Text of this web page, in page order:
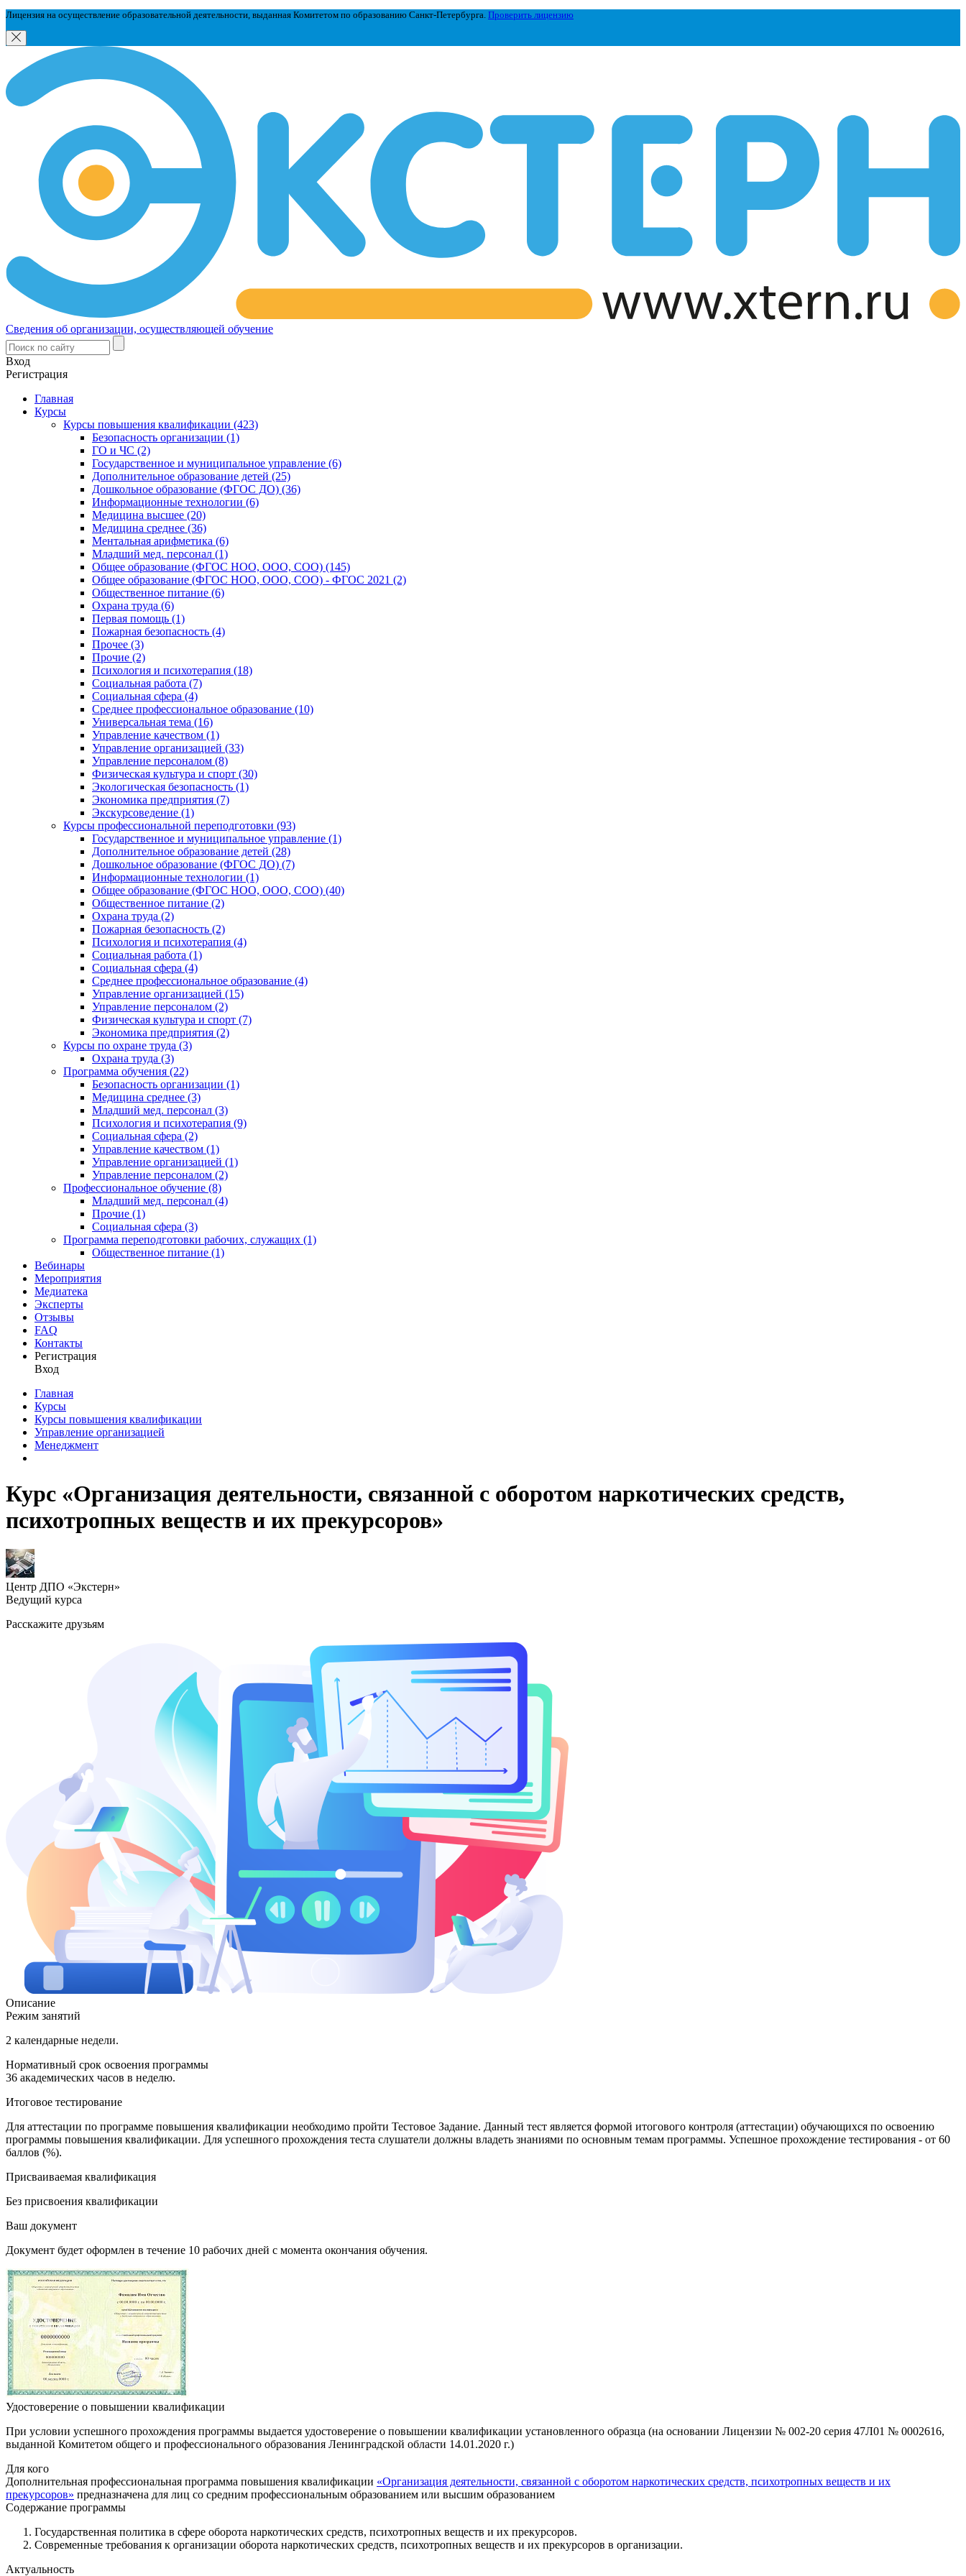
Лицензия на осуществление образовательной деятельности, выданная Комитетом по образованию Санкт-Петербурга. Проверить лицензию
Сведения об организации, осуществляющей обучение
Вход
Регистрация
Главная
Курсы
Курсы повышения квалификации (423)
Безопасность организации (1)
ГО и ЧС (2)
Государственное и муниципальное управление (6)
Дополнительное образование детей (25)
Дошкольное образование (ФГОС ДО) (36)
Информационные технологии (6)
Медицина высшее (20)
Медицина среднее (36)
Ментальная арифметика (6)
Младший мед. персонал (1)
Общее образование (ФГОС НОО, ООО, СОО) (145)
Общее образование (ФГОС НОО, ООО, СОО) - ФГОС 2021 (2)
Общественное питание (6)
Охрана труда (6)
Первая помощь (1)
Пожарная безопасность (4)
Прочее (3)
Прочие (2)
Психология и психотерапия (18)
Социальная работа (7)
Социальная сфера (4)
Среднее профессиональное образование (10)
Универсальная тема (16)
Управление качеством (1)
Управление организацией (33)
Управление персоналом (8)
Физическая культура и спорт (30)
Экологическая безопасность (1)
Экономика предприятия (7)
Экскурсоведение (1)
Курсы профессиональной переподготовки (93)
Государственное и муниципальное управление (1)
Дополнительное образование детей (28)
Дошкольное образование (ФГОС ДО) (7)
Информационные технологии (1)
Общее образование (ФГОС НОО, ООО, СОО) (40)
Общественное питание (2)
Охрана труда (2)
Пожарная безопасность (2)
Психология и психотерапия (4)
Социальная работа (1)
Социальная сфера (4)
Среднее профессиональное образование (4)
Управление организацией (15)
Управление персоналом (2)
Физическая культура и спорт (7)
Экономика предприятия (2)
Курсы по охране труда (3)
Охрана труда (3)
Программа обучения (22)
Безопасность организации (1)
Медицина среднее (3)
Младший мед. персонал (3)
Психология и психотерапия (9)
Социальная сфера (2)
Управление качеством (1)
Управление организацией (1)
Управление персоналом (2)
Профессиональное обучение (8)
Младший мед. персонал (4)
Прочие (1)
Социальная сфера (3)
Программа переподготовки рабочих, служащих (1)
Общественное питание (1)
Вебинары
Мероприятия
Медиатека
Эксперты
Отзывы
FAQ
Контакты
Регистрация
Вход
Главная
Курсы
Курсы повышения квалификации
Управление организацией
Менеджмент
Курс «Организация деятельности, связанной с оборотом наркотических средств,
психотропных веществ и их прекурсоров»
Центр ДПО «Экстерн»
Ведущий курса
Расскажите друзьям
Описание
Режим занятий
2 календарные недели.
Нормативный срок освоения программы
36 академических часов в неделю.
Итоговое тестирование
Для аттестации по программе повышения квалификации необходимо пройти Тестовое Задание. Данный тест является формой итогового контроля (аттестации) обучающихся по освоению
программы повышения квалификации. Для успешного прохождения теста слушатели должны владеть знаниями по основным темам программы. Успешное прохождение тестирования - от 60
баллов (%).
Присваиваемая квалификация
Без присвоения квалификации
Ваш документ
Документ будет оформлен в течение 10 рабочих дней с момента окончания обучения.
Удостоверение о повышении квалификации
При условии успешного прохождения программы выдается удостоверение о повышении квалификации установленного образца (на основании Лицензии № 002-20 серия 47Л01 № 0002616,
выданной Комитетом общего и профессионального образования Ленинградской области 14.01.2020 г.)
Для кого
Дополнительная профессиональная программа повышения квалификации «Организация деятельности, связанной с оборотом наркотических средств, психотропных веществ и их
прекурсоров» предназначена для лиц со средним профессиональным образованием или высшим образованием
Содержание программы
Государственная политика в сфере оборота наркотических средств, психотропных веществ и их прекурсоров.
Современные требования к организации оборота наркотических средств, психотропных веществ и их прекурсоров в организации.
Актуальность